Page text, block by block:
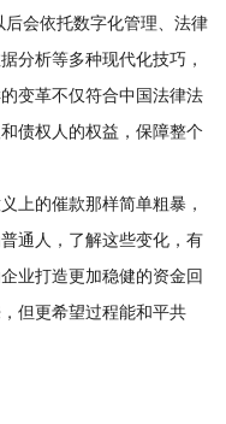
会依托数字化管理、法律
分析等多种现代化技巧，
变革不仅符合中国法律法
债权人的权益，保障整个
上的催款那样简单粗暴，
通人，了解这些变化，有
业打造更加稳健的资金回
但更希望过程能和平共